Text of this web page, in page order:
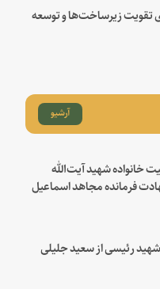
تقویت زیرساخت‌ها و توسعه
آرشیو
خانواده شهید آیت‌الله
فرمانده مجاهد اسماعیل
رئیسی از سعید جلیلی